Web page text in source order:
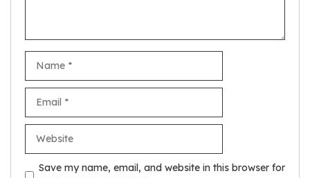
Save my name, email, and website in this browser for